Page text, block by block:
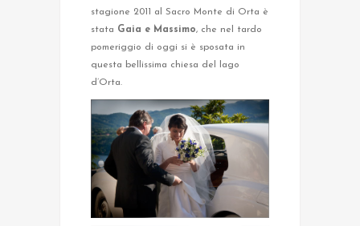
stagione 2011 al Sacro Monte di Orta è
stata Gaia e Massimo, che nel tardo
pomeriggio di oggi si è sposata in
questa bellissima chiesa del lago
d’Orta.